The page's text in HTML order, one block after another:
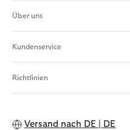
Über uns
Kundenservice
Richtlinien
Versand nach DE | DE